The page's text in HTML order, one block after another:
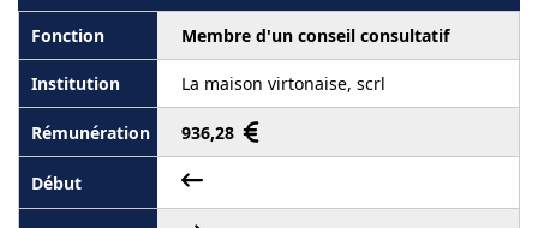
Membre d'un conseil consultatif
La maison virtonaise, scrl
936,28